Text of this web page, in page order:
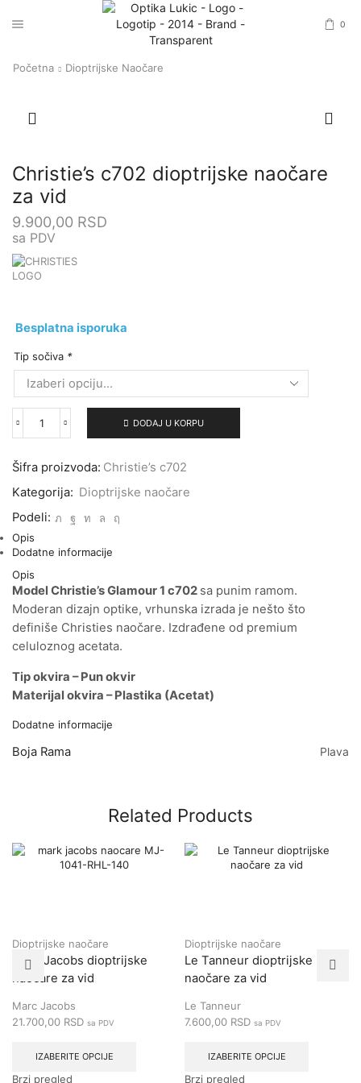
0
Početna Dioptrijske Naočare
Christie’s c702 dioptrijske naočare
za vid
9.900,00 RSD
sa PDV
Besplatna isporuka
Tip sočiva *
Christie’s
naočare
za
vid
količina
DODAJ U KORPU
Šifra proizvoda: Christie’s c702
Kategorija: Dioptrijske naočare
Podeli:
Opis
Dodatne informacije
Opis
Model Christie’s Glamour 1 c702 sa punim ramom.
Moderan dizajn optike, vrhunska izrada je nešto što
definiše Christies naočare. Izdrađene od premium
celuloznog acetata.
Tip okvira – Pun okvir
Materijal okvira – Plastika (Acetat)
Dodatne informacije
Boja Rama Plava
Related Products
Dioptrijske naočare
Marc Jacobs dioptrijske
naočare za vid
Marc Jacobs
21.700,00 RSD sa PDV
IZABERITE OPCIJE
Brzi pregled
Dioptrijske naočare
Le Tanneur dioptrijske
naočare za vid
Le Tanneur
7.600,00 RSD sa PDV
IZABERITE OPCIJE
Brzi pregled